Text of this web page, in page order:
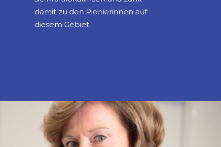
damit zu den Pionierinnen auf
diesem Gebiet.